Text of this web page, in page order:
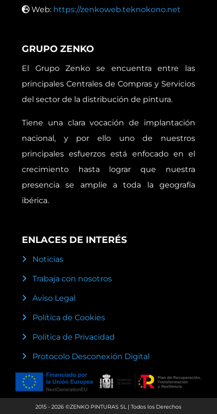
Web: https://zenkoweb.teknokono.net
GRUPO ZENKO
El Grupo Zenko se encuentra entre las
principales Centrales de Compras y Servicios
del sector de la distribución de pintura.
Tiene una clara vocación de implantación
nacional, y por ello uno de nuestros
principales esfuerzos está enfocado en el
crecimiento hasta lograr que nuestra
presencia se amplíe a toda la geografía
ibérica.
ENLACES DE INTERÉS
Noticias
Trabaja con nosotros
Aviso Legal
Política de Cookies
Politica de Privacidad
Protocolo Desconexión Digital
2015 - 2026 ©ZENKO PINTURAS SL | Todos los Derechos